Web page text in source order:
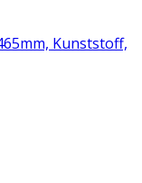
Kunststoff,